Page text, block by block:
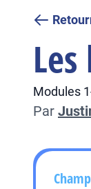
Modules
Par